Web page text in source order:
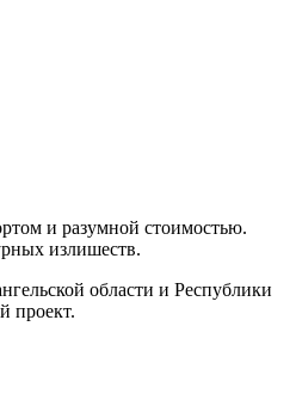
и разумной стоимостью.
излишеств.
области и Республики
проект.